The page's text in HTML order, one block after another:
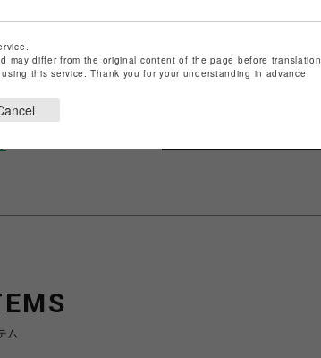
ム
may differ from the original content of the page before translation.
this service. Thank you for your understanding in advance.